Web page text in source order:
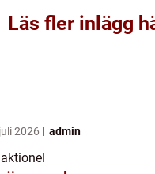
Läs fler inlägg
2026 admin